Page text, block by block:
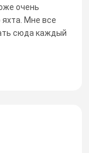
очень
Мне все
сюда каждый